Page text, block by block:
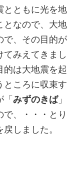
とともに光を地
となので、大地
で、その目的が
てみえてきまし
的は大地震を起
ところに収束す
みずのきば」
で、・・・とり
しました。